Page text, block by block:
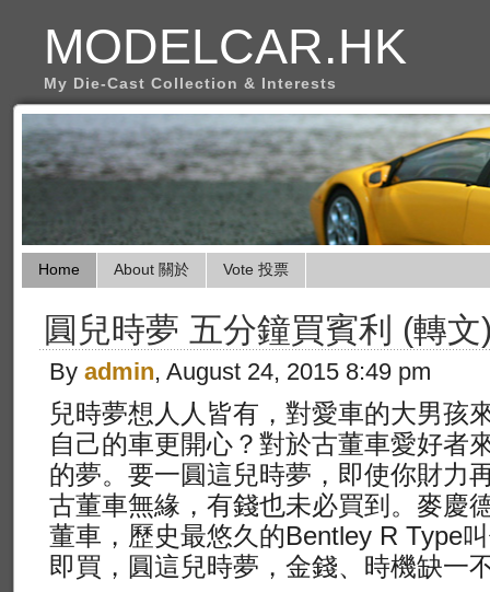
MODELCAR.HK
My Die-Cast Collection & Interests
Home About 關於 Vote 投票
圓兒時夢 五分鐘買賓利 (轉文
By admin, August 24, 2015 8:49 pm
兒時夢想人人皆有，對愛車的大男孩
自己的車更開心？對於古董車愛好者
的夢。要一圓這兒時夢，即使你財力
古董車無緣，有錢也未必買到。麥慶
董車，歷史最悠久的Bentley R Type
即買，圓這兒時夢，金錢、時機缺一